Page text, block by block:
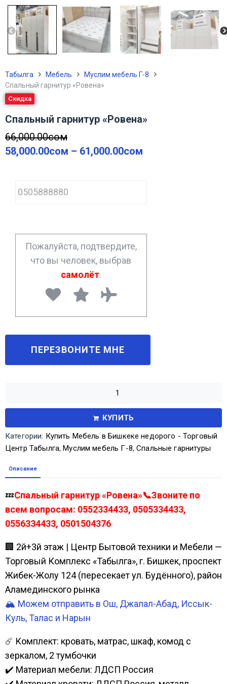
Табылга Мебель
Муслим мебель Г-8
Спальный гарнитур «Ровена»
Скидка
Спальный гарнитур «Ровена»
66,000.00сом
58,000.00сом – 61,000.00сом
h
o
*
Пожалуйста, подтвердите,
что вы человек, выбрав
самолёт.
КУПИТЬ
Категории: Купить Мебель в Бишкеке недорого - Торговый
Центр Табылга,Муслим мебель Г-8,Спальные гарнитуры
Описание
💤Спальный гарнитур «Ровена»📞Звоните по
всем вопросам: 0552334433, 0505334433,
0556334433, 0501504376
🏢 2й+3й этаж | Центр Бытовой техники и Мебели —
Торговый Комплекс «Табылга», г. Бишкек, проспект
Жибек-Жолу 124 (пересекает ул. Будённого), район
Аламединского рынка
🏔️ Можем отправить в Ош, Джалал-Абад, Иссык-
Куль, Талас и Нарын
☄️ Комплект: кровать, матрас, шкаф, комод с
зеркалом, 2 тумбочки
✔️ Материал мебели: ЛДСП Россия